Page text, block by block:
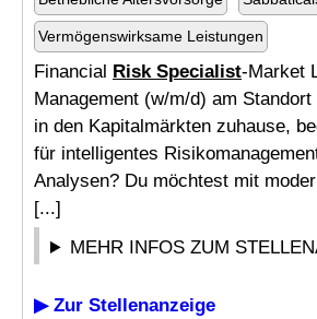
Vermögenswirksame Leistungen
Financial Risk Specialist-Market
Management (w/m/d) am
in den Kapitalmärkten zuhause,
für intelligentes
Analysen? Du möchtest mit
[...]
MEHR INFOS ZUM
▶ Zur Stellenanzeige